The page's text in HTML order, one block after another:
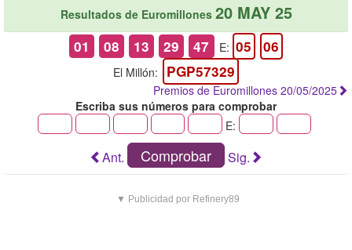
Resultados de Euromillones 20 MAY 25
01 08 13 29 47 E: 05 06
El Millón: PGP57329
Premios de Euromillones 20/05/2025
Escriba sus números para comprobar
E:
Ant. Comprobar Sig.
▼ Publicidad por Refinery89